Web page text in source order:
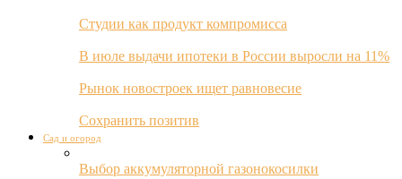
Студии как продукт компромисса
В июле выдачи ипотеки в России выросли на 11%
Рынок новостроек ищет равновесие
Сохранить позитив
Сад и огород
Выбор аккумуляторной газонокосилки